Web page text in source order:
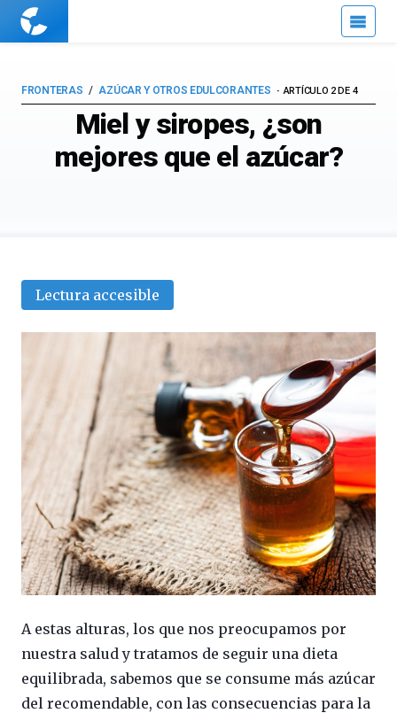
Cuaderno
Miel y siropes, ¿son
mejores que el azúcar?
FRONTERAS AZÚCAR Y OTROS EDULCORANTES ARTÍCULO 2 DE 4
Lectura accesible
A estas alturas, los que nos preocupamos por
nuestra salud y tratamos de seguir una dieta
equilibrada, sabemos que se consume más azúcar
del recomendable, con las consecuencias para la